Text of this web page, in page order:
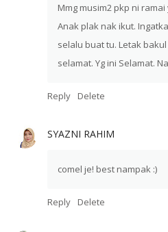
Mmg musim2 pkp ni
Anak plak nak ikut.
selalu buat tu. Letak
selamat. Yg ini Selamat.
Reply Delete
SYAZNI RAHIM
comel je! best nampak :)
Reply Delete